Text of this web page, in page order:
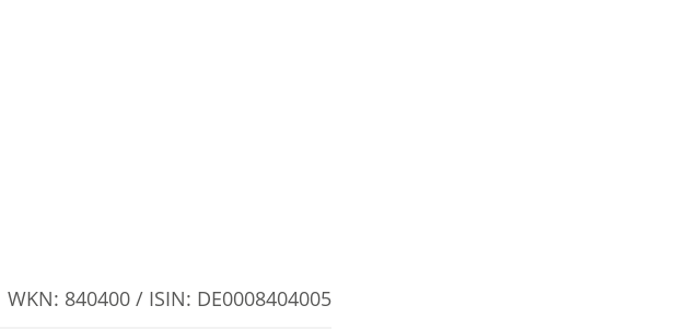
WKN: 840400 / ISIN: DE0008404005